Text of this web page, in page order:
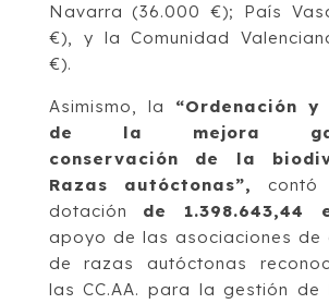
Navarra (36.000 €); País
€), y la Comunidad
€).
Asimismo, la “Ordenación y
de la mejora
conservación de la
Razas autóctonas”,
contó
dotación de 1.398.643,44
apoyo de las asociaciones de
de razas autóctonas
las CC.AA. para la gestión de